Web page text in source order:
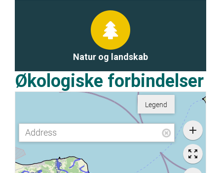
Natur og landskab
Økologiske forbindelser